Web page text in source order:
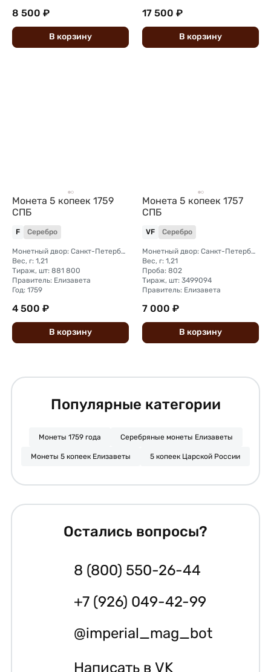
8 500 ₽
В корзину
17 500 ₽
В корзину
Монета 5 копеек 1759
СПБ
F Серебро
Монетный двор: Санкт-Петербургский монетный двор
Вес, г: 1,21
Тираж, шт: 881 800
Правитель: Елизавета
Год: 1759
4 500 ₽
В корзину
Монета 5 копеек 1757
СПБ
VF Серебро
Монетный двор: Санкт-Петербургский монетный двор
Вес, г: 1,21
Проба: 802
Тираж, шт: 3499094
Правитель: Елизавета
7 000 ₽
В корзину
Популярные категории
Монеты 1759 года Серебряные монеты Елизаветы
Монеты 5 копеек Елизаветы 5 копеек Царской России
Остались вопросы?
8 (800) 550-26-44
+7 (926) 049-42-99
@imperial_mag_bot
Написать в VK